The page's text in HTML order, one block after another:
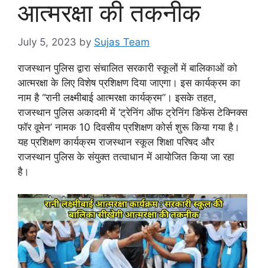
आत्मरक्षा की तकनीक
July 5, 2023 by Sujas Team
राजस्थान पुलिस द्वारा संचालित सरकारी स्कूलों में बालिकाओं को
आत्मरक्षा के लिए विशेष प्रशिक्षण दिया जाएगा। इस कार्यक्रम का
नाम है “रानी लक्ष्मीबाई आत्मरक्षा कार्यक्रम”। इसके तहत,
राजस्थान पुलिस अकादमी में ‘ट्रेनिंग ऑफ ट्रेनिंग डिफेंस टेक्निक्स
फॉर वूमेन’ नामक 10 दिवसीय प्रशिक्षण कोर्स शुरू किया गया है।
यह प्रशिक्षण कार्यक्रम राजस्थान स्कूल शिक्षा परिषद और
राजस्थान पुलिस के संयुक्त तत्वाधान में आयोजित किया जा रहा
है।